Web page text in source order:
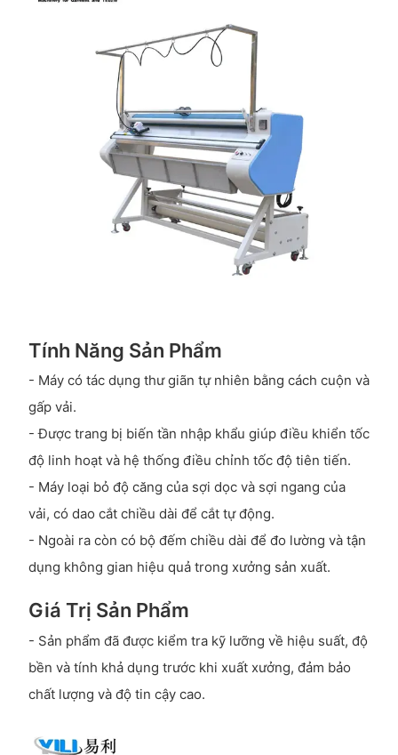
Tính Năng Sản Phẩm
- Máy có tác dụng thư giãn tự nhiên bằng cách cuộn và
gấp vải.
- Được trang bị biến tần nhập khẩu giúp điều khiển tốc
độ linh hoạt và hệ thống điều chỉnh tốc độ tiên tiến.
- Máy loại bỏ độ căng của sợi dọc và sợi ngang của
vải, có dao cắt chiều dài để cắt tự động.
- Ngoài ra còn có bộ đếm chiều dài để đo lường và tận
dụng không gian hiệu quả trong xưởng sản xuất.
Giá Trị Sản Phẩm
- Sản phẩm đã được kiểm tra kỹ lưỡng về hiệu suất, độ
bền và tính khả dụng trước khi xuất xưởng, đảm bảo
chất lượng và độ tin cậy cao.